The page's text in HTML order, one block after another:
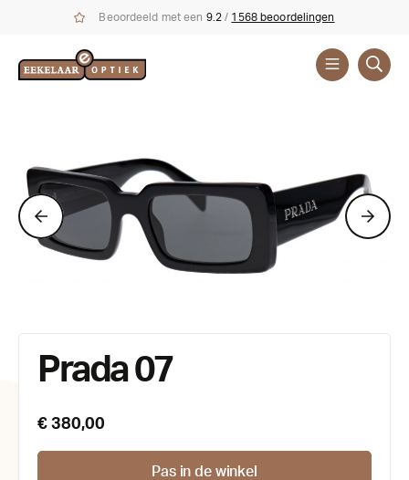
Beoordeeld met een 9.2 / 1568 beoordelingen
Prada 07
€ 380,00
Pas in de winkel